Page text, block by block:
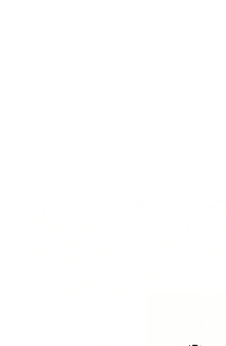
“Harganya belum, harganya
Justru saya kan bilang,
makanya belum ada
harganya baru saya buat
Menteri Investasi dan Hilirisasi
Rosan P Roeslani menyatakan
bertindak sebagai pelaku
perusahaan asal Singapura
Industries dan Singapore
“Kita sebagai perusahaan dari
(mengembangkan listrik).
taker-nya ya. Ya, karena
Rosan ditemui di Istana